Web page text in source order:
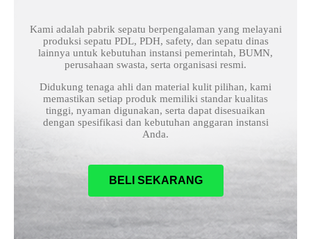
Kami adalah pabrik sepatu berpengalaman yang melayani
produksi sepatu PDL, PDH, safety, dan sepatu dinas
lainnya untuk kebutuhan instansi pemerintah, BUMN,
perusahaan swasta, serta organisasi resmi.
Didukung tenaga ahli dan material kulit pilihan, kami
memastikan setiap produk memiliki standar kualitas
tinggi, nyaman digunakan, serta dapat disesuaikan
dengan spesifikasi dan kebutuhan anggaran instansi
Anda.
BELI SEKARANG